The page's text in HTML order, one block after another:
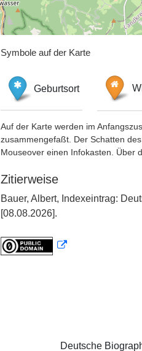
Symbole auf der Karte
Geburtsort
Auf der Karte werden im
zusammengefaßt. Der Schatten
Mouseover einen Infokasten. Über
Zitierweise
Bauer, Albert, Indexeintrag:
[08.08.2026].
Deutsche